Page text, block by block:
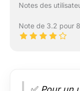
Notes des
Note de 3.2 pour